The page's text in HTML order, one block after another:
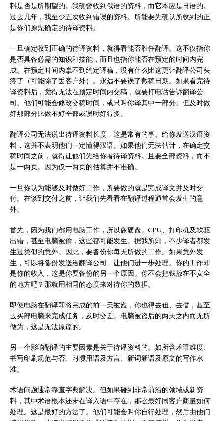
料是否是所期望的。我确曾收到俄语的资料，而它本应是日语的。
过去几年，我至少五次收到错误的资料。所能要先确认所收到的正
是你们原先确定的待译资料。
一旦确定收到正确的待译资料，就得看能否胜任翻译。这不仅指你
是否具备必需的知识和技能，而且也指你能否在预定的时间内完
成。在预定时间内拿不到约定译稿，没有什么比这更让翻译公司头
疼了（可能除了丢客户外）。永远不要误了截稿日期。如果看完待
译资料后，觉得无法在预定时间内交稿，就要打电话告诉翻译公
司。他们可能会修改交稿时间，或只叫你译其中一部分。但及时做
好那部分比做不好全部或误时好得多。
翻译公司无法说出待译资料长度，这是常有的事。给你发送汉语资
料，这并不表明他们一定懂得汉语。如果他们无法估计，在确定交
稿时间之前，就得让他们先给你看待译资料。且要全部资料，而不
是一两页。因为仅一两页的估算并不准确。
一旦你认为能够及时做好工作，所要做的就是完成译文并及时交
付。在谈到交付之前，让我们先看看在翻译过程通常会发生的意
外。
首先，因为我们都用电脑工作，所以像硬盘、CPU、打印机及软驱
出错，甚至电脑被偷，这些都可能发生。据我所知，不少译者都发
生过类似的意外。因此，要备份你每天所做的工作。如果意外发
生，可以将备份发送给翻译公司，让他们进一步处理。你的工作即
是你的收入，这是你要备份的另一个原因。你不会把钱放在不安全
的地方吧？那就用相同的态度来对待你的数据。
即便电脑在翻译即将完成的前一天被盗，你也得去租、去借，甚至
去买部电脑来完成任务，及时交差。电脑被盗后的两天之内而无所
做为，这是无法原谅的。
另一个影响翻译的主要因素是关于待译资料的。如所含术语难度、
书写印刷规范与否、习惯用语及方言、新词新语及原文的写作水
准。
术语问题通常靠查字典解决。但如果碰到非常前沿的领域或新资
料，其中术语根本还未在译入语中存在，那么最好同客户商量如何
处理。这是最好的方法了。他们可能会叫你自行处理，然后由他们